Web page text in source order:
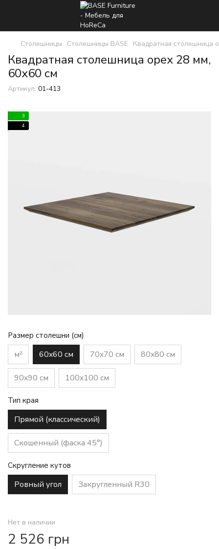
Столешницы Столешницы BASE Квадратная столешница
Квадратная столешница орех 28 мм,
60x60 см
Артикул: 01-413
3
4
Размер столешни (см)
м² 60x60 см 70x70 см 80x80 см
90x90 см 100x100 см
Тип края
Прямой (классический)
Скошенный (фаска 45°)
Скругление кутов
Ровный угол Закругленный R30
Нет в наличии
2 526 грн